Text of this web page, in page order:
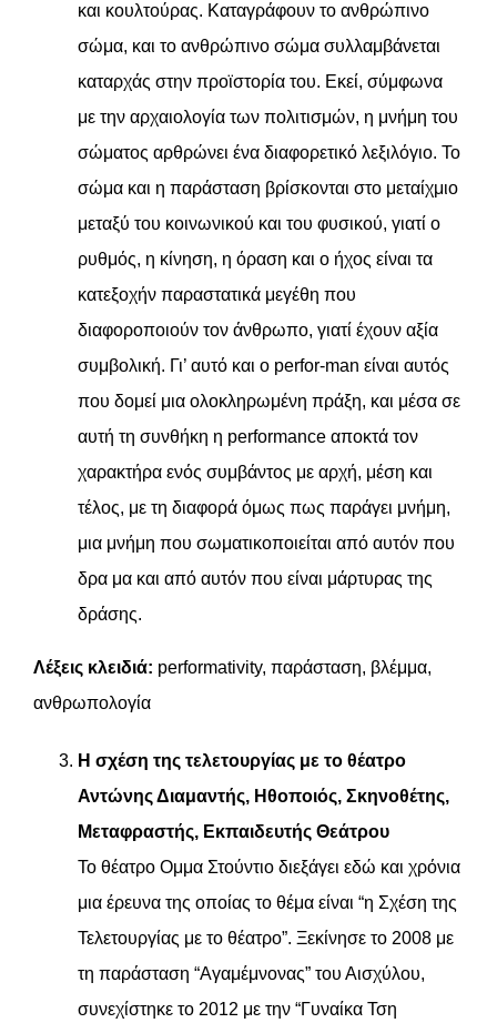
και κουλτούρας. Καταγράφουν το ανθρώπινο
σώμα, και το ανθρώπινο σώμα συλλαμβάνεται
καταρχάς στην προϊστορία του. Εκεί, σύμφωνα
με την αρχαιολογία των πολιτισμών, η μνήμη του
σώματος αρθρώνει ένα διαφορετικό λεξιλόγιο. Το
σώμα και η παράσταση βρίσκονται στο μεταίχμιο
μεταξύ του κοινωνικού και του φυσικού, γιατί ο
ρυθμός, η κίνηση, η όραση και ο ήχος είναι τα
κατεξοχήν παραστατικά μεγέθη που
διαφοροποιούν τον άνθρωπο, γιατί έχουν αξία
συμβολική. Γι’ αυτό και ο perfor-man είναι αυτός
που δομεί μια ολοκληρωμένη πράξη, και μέσα σε
αυτή τη συνθήκη η performance αποκτά τον
χαρακτήρα ενός συμβάντος με αρχή, μέση και
τέλος, με τη διαφορά όμως πως παράγει μνήμη,
μια μνήμη που σωματικοποιείται από αυτόν που
δρα μα και από αυτόν που είναι μάρτυρας της
δράσης.
Λέξεις κλειδιά: performativity, παράσταση, βλέμμα,
ανθρωπολογία
Η σχέση της τελετουργίας με το θέατρο
Αντώνης Διαμαντής, Ηθοποιός, Σκηνοθέτης,
Μεταφραστής, Εκπαιδευτής Θεάτρου
Το θέατρο Ομμα Στούντιο διεξάγει εδώ και χρόνια
μια έρευνα της οποίας το θέμα είναι “η Σχέση της
Τελετουργίας με το θέατρο”. Ξεκίνησε το 2008 με
τη παράσταση “Αγαμέμνονας” του Αισχύλου,
συνεχίστηκε το 2012 με την “Γυναίκα Τση